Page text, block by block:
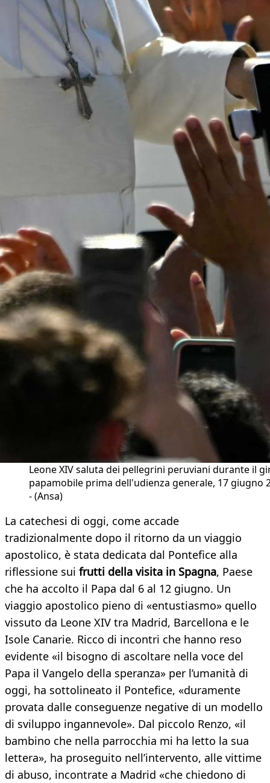
Leone XIV saluta dei pellegrini peruviani durante il
papamobile prima dell'udienza generale, 17 giugno
- (Ansa)
La catechesi di oggi, come accade
tradizionalmente dopo il ritorno da un viaggio
apostolico, è stata dedicata dal Pontefice alla
riflessione sui frutti della visita in Spagna, Paese
che ha accolto il Papa dal 6 al 12 giugno. Un
viaggio apostolico pieno di «entustiasmo» quello
vissuto da Leone XIV tra Madrid, Barcellona e le
Isole Canarie. Ricco di incontri che hanno reso
evidente «il bisogno di ascoltare nella voce del
Papa il Vangelo della speranza» per l’umanità di
oggi, ha sottolineato il Pontefice, «duramente
provata dalle conseguenze negative di un modello
di sviluppo ingannevole». Dal piccolo Renzo, «il
bambino che nella parrocchia mi ha letto la sua
lettera», ha proseguito nell’intervento, alle vittime
di abuso, incontrate a Madrid «che chiedono di